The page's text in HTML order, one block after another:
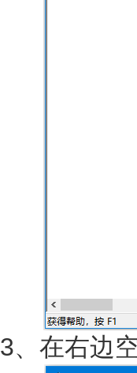
3、在右边